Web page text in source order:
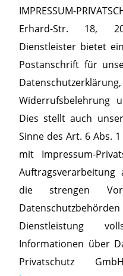
IMPRESSUM-
Erhard-Str. 18,
Dienstleister bietet
Postanschrift für
Datenschutzerklärung,
Widerrufsbelehrung
Dies stellt auch
Sinne des Art. 6 Abs.
mit Impressum-
Auftragsverarbeitung
die strengen
Dienstleistung
Informationen über
Privatschutz